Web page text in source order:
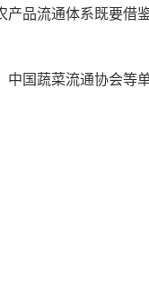
品流通体系既要借
国蔬菜流通协会等